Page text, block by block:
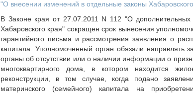
"О внесении изменений в отдельные законы
В Законе края от 27.07.2011 N 112 "О
Хабаровского края" сокращен срок вынесения
гарантийного письма и рассмотрения заявления о
капитала. Уполномоченный орган обязали направлять
органы об отсутствии или о наличии информации о
многоквартирного дома, в котором находится
реконструкции, в том случае, когда подано
материнского (семейного) капитала на